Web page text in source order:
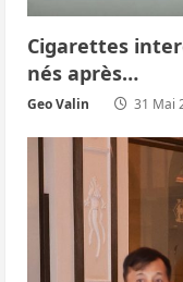
Cigarettes
nés après…
Geo Valin 31 Mai